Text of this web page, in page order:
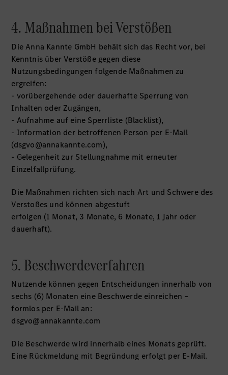
4. Maßnahmen bei Verstößen
Die Anna Kannte GmbH behält sich das Recht vor, bei
Kenntnis über Verstöße gegen diese
Nutzungsbedingungen folgende Maßnahmen zu
ergreifen:
- vorübergehende oder dauerhafte Sperrung von
Inhalten oder Zugängen,
- Aufnahme auf eine Sperrliste (Blacklist),
- Information der betroffenen Person per E-Mail
(dsgvo@annakannte.com),
- Gelegenheit zur Stellungnahme mit erneuter
Einzelfallprüfung.
Die Maßnahmen richten sich nach Art und Schwere des
Verstoßes und können abgestuft
erfolgen (1 Monat, 3 Monate, 6 Monate, 1 Jahr oder
dauerhaft).
5. Beschwerdeverfahren
Nutzende können gegen Entscheidungen innerhalb von
sechs (6) Monaten eine Beschwerde einreichen –
formlos per E-Mail an:
dsgvo@annakannte.com
Die Beschwerde wird innerhalb eines Monats geprüft.
Eine Rückmeldung mit Begründung erfolgt per E-Mail.